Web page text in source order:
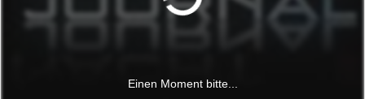
Einen Moment bitte...